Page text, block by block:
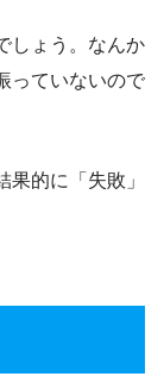
しょう。なんか
っていないので
的に「失敗」